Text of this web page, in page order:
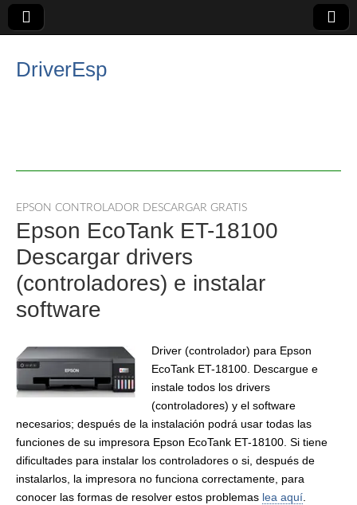
DriverEsp
EPSON CONTROLADOR DESCARGAR GRATIS
Epson EcoTank ET-18100
Descargar drivers
(controladores) e instalar
software
Driver (controlador) para Epson
EcoTank ET-18100. Descargue e
instale todos los drivers
(controladores) y el software
necesarios; después de la instalación podrá usar todas las
funciones de su impresora Epson EcoTank ET-18100. Si tiene
dificultades para instalar los controladores o si, después de
instalarlos, la impresora no funciona correctamente, para
conocer las formas de resolver estos problemas lea aquí